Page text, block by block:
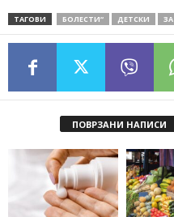
ТАГОВИ БОЛЕСТИ“ ДЕТСКИ ЗА
ПОВРЗАНИ НАПИСИ